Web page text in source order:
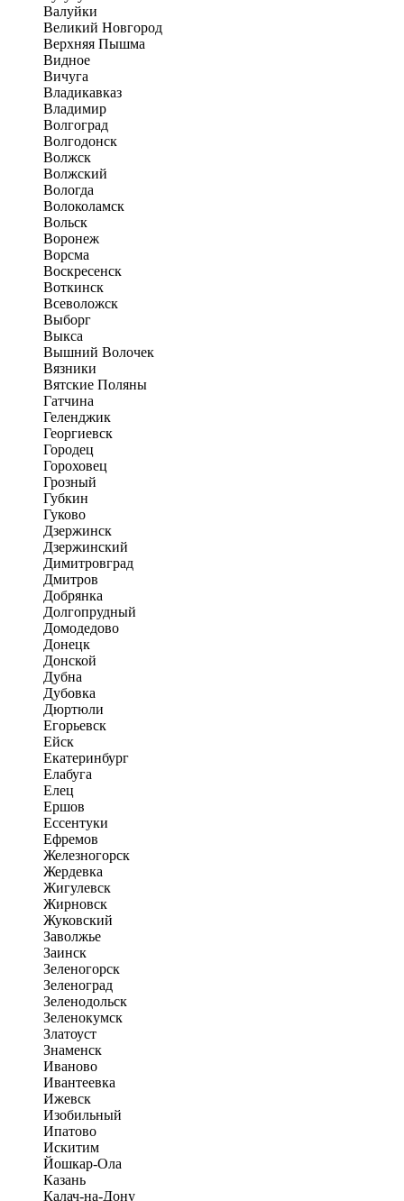
Валуйки
Великий Новгород
Верхняя Пышма
Видное
Вичуга
Владикавказ
Владимир
Волгоград
Волгодонск
Волжск
Волжский
Вологда
Волоколамск
Вольск
Воронеж
Ворсма
Воскресенск
Воткинск
Всеволожск
Выборг
Выкса
Вышний Волочек
Вязники
Вятские Поляны
Гатчина
Геленджик
Георгиевск
Городец
Гороховец
Грозный
Губкин
Гуково
Дзержинск
Дзержинский
Димитровград
Дмитров
Добрянка
Долгопрудный
Домодедово
Донецк
Донской
Дубна
Дубовка
Дюртюли
Егорьевск
Ейск
Екатеринбург
Елабуга
Елец
Ершов
Ессентуки
Ефремов
Железногорск
Жердевка
Жигулевск
Жирновск
Жуковский
Заволжье
Заинск
Зеленогорск
Зеленоград
Зеленодольск
Зеленокумск
Златоуст
Знаменск
Иваново
Ивантеевка
Ижевск
Изобильный
Ипатово
Искитим
Йошкар-Ола
Казань
Калач-на-Дону